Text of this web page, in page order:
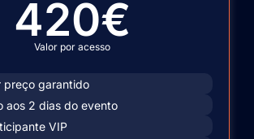
420€
Valor por acesso
preço garantido
aos 2 dias do evento
VIP